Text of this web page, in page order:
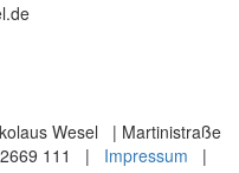
Wesel | Martinistraße
111 | Impressum |